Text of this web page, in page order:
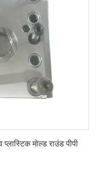
मोल्ड राउंड पीपी